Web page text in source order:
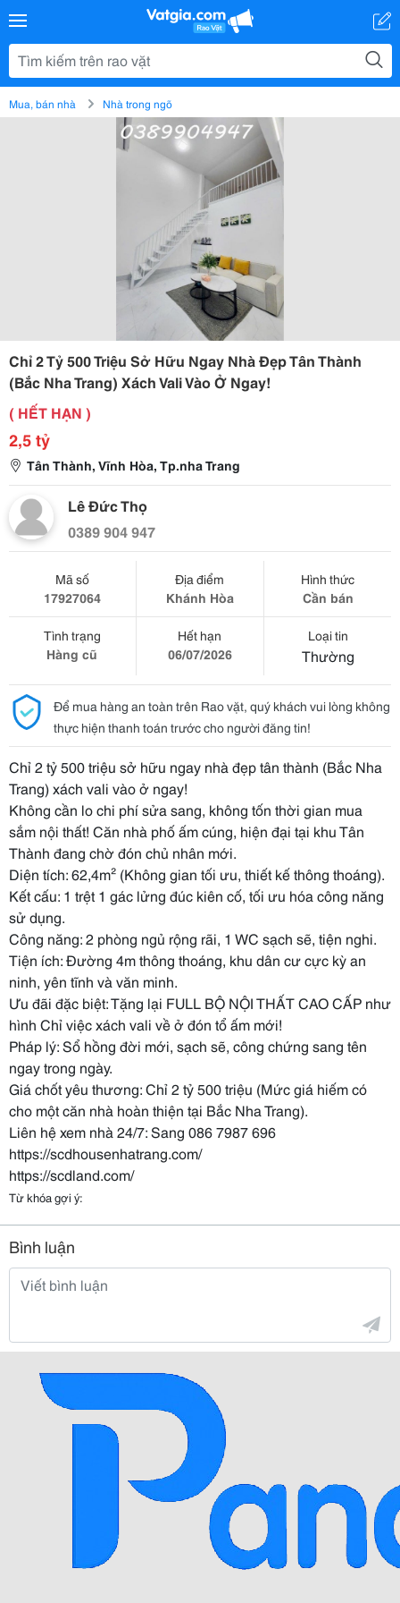
Mua, bán nhà Nhà trong ngõ
Chỉ 2 Tỷ 500 Triệu Sở Hữu Ngay Nhà Đẹp Tân Thành
(Bắc Nha Trang) Xách Vali Vào Ở Ngay!
( HẾT HẠN )
2,5 tỷ
Tân Thành, Vĩnh Hòa, Tp.nha Trang
Lê Đức Thọ
0389 904 947
Mã số
17927064
Địa điểm
Khánh Hòa
Hình thức
Cần bán
Tình trạng
Hàng cũ
Hết hạn
06/07/2026
Loại tin
Thường
Để mua hàng an toàn trên Rao vặt, quý khách vui lòng không
thực hiện thanh toán trước cho người đăng tin!
Chỉ 2 tỷ 500 triệu sở hữu ngay nhà đẹp tân thành (Bắc Nha
Trang) xách vali vào ở ngay!
Không cần lo chi phí sửa sang, không tốn thời gian mua
sắm nội thất! Căn nhà phố ấm cúng, hiện đại tại khu Tân
Thành đang chờ đón chủ nhân mới.
Diện tích: 62,4m² (Không gian tối ưu, thiết kế thông thoáng).
Kết cấu: 1 trệt 1 gác lửng đúc kiên cố, tối ưu hóa công năng
sử dụng.
Công năng: 2 phòng ngủ rộng rãi, 1 WC sạch sẽ, tiện nghi.
Tiện ích: Đường 4m thông thoáng, khu dân cư cực kỳ an
ninh, yên tĩnh và văn minh.
Ưu đãi đặc biệt: Tặng lại FULL BỘ NỘI THẤT CAO CẤP như
hình Chỉ việc xách vali về ở đón tổ ấm mới!
Pháp lý: Sổ hồng đời mới, sạch sẽ, công chứng sang tên
ngay trong ngày.
Giá chốt yêu thương: Chỉ 2 tỷ 500 triệu (Mức giá hiếm có
cho một căn nhà hoàn thiện tại Bắc Nha Trang).
Liên hệ xem nhà 24/7: Sang 086 7987 696
https://scdhousenhatrang.com/
https://scdland.com/
Từ khóa gợi ý:
Bình luận